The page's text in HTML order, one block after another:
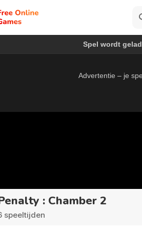
: Chamber 2
speeltijden